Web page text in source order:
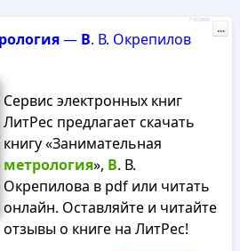
— В. В. Окрепилов
Сервис электронных книг
ЛитРес предлагает скачать
книгу «Занимательная
метрология», В. В.
Окрепилова в pdf или читать
онлайн. Оставляйте и читайте
отзывы о книге на ЛитРес!
Реклама
...